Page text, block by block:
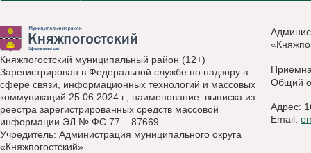
Княжпогостский муниципальный район (12+)
Зарегистрирован в Федеральной службе по надзору в
сфере связи, информационных технологий и массовых
коммуникаций 25.06.2024 г., наименование: выписка из
реестра зарегистрированных средств массовой
информации ЭЛ № ФС 77 – 87669
Учредитель: Администрация муниципального округа
«Княжпогостский»
Общий
Адрес:
Email: